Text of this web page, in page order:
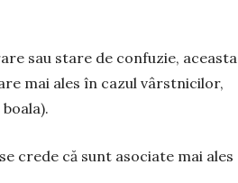
sau stare de confuzie, aceasta
mai ales în cazul vârstnicilor,
crede că sunt asociate mai ales